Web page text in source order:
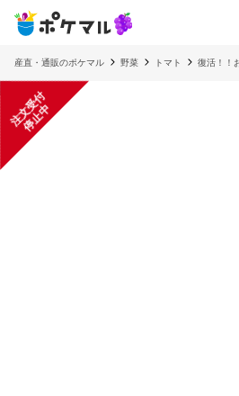
産直・通販のポケマル 野菜 トマト 復活！！
注
文
受
付
停
止
中